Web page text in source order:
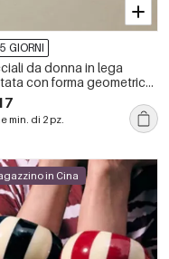
GIORNI
da donna in lega
con forma geometrica
min. di 2 pz.
in Cina